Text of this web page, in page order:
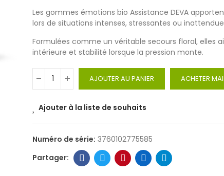
Les gommes émotions bio Assistance DEVA
lors de situations intenses, stressantes ou
Formulées comme un véritable secours floral, elles
intérieure et stabilité lorsque la pression monte.
AJOUTER AU PANIER ACHETER
Ajouter à la liste de souhaits
Numéro de série: 3760102775585